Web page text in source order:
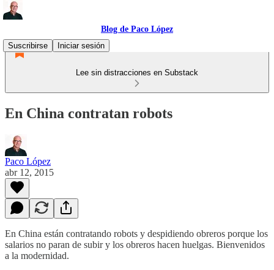
Blog de Paco López
Suscribirse
Iniciar sesión
Lee sin distracciones en Substack
En China contratan robots
Paco López
abr 12, 2015
En China están contratando robots y despidiendo obreros porque los
salarios no paran de subir y los obreros hacen huelgas. Bienvenidos
a la modernidad.